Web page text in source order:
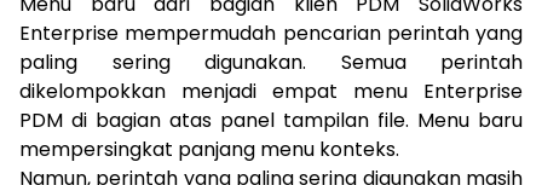
Enterprise mempermudah pencarian perintah yang
paling sering digunakan. Semua perintah
dikelompokkan menjadi empat menu Enterprise
PDM di bagian atas panel tampilan file. Menu baru
mempersingkat panjang menu konteks.
Namun, perintah yang paling sering digunakan masih